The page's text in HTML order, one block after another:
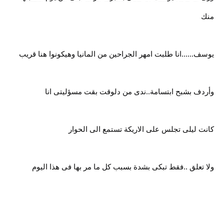
منك
يوسف......انا طلبت امهر الجراحين من المانيا وهيكونوا هنا قريب
وأردف بشبح ابتسامة..ندى من دلوقت بقت مسؤليتى انا
كانت ليلى تجلس على الاريكة تستمع الى الحوار
ولا تعلق ..فقط تبكى بشدة بسبب كل ما مر بها فى هذا اليوم